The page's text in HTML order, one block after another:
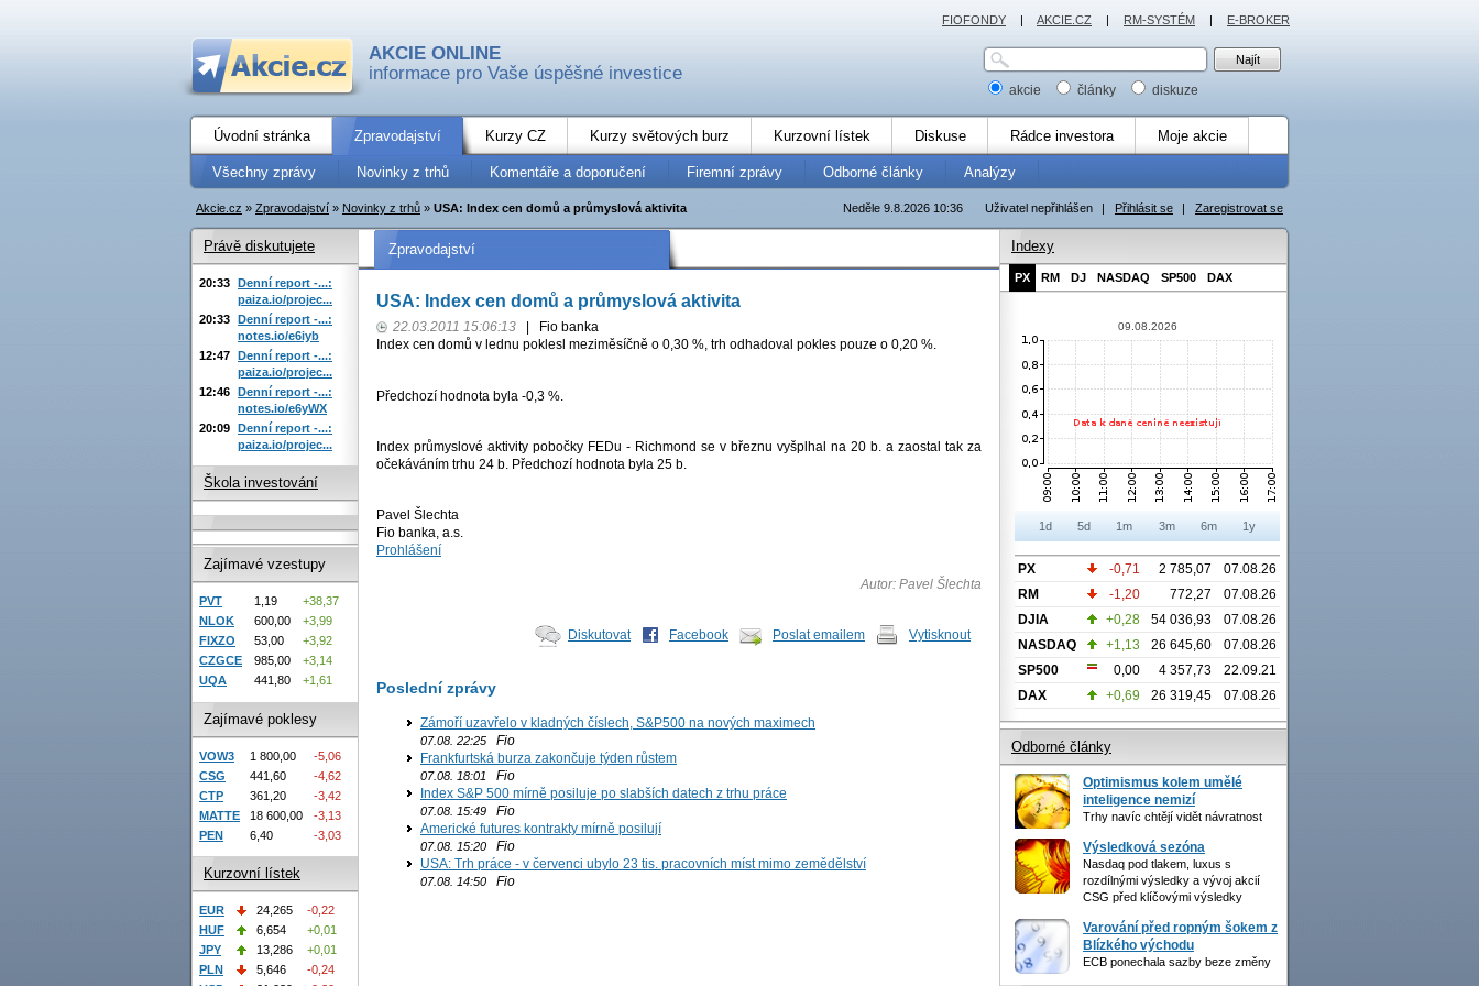
AKCIE ONLINE
informace pro Vaše úspěšné investice
akcie články diskuze
Úvodní stránka Zpravodajství Kurzy CZ Kurzy světových burz Kurzovní lístek Diskuse Rádce investora Moje akcie
Všechny zprávy Novinky z trhů Komentáře a doporučení Firemní zprávy Odborné články Analýzy
Uživatel nepřihlášen | Přihlásit se | Zaregistrovat se
Neděle 9.8.2026 10:36
Akcie.cz » Zpravodajství » Novinky z trhů » USA: Index cen domů a průmyslová aktivita
Zpravodajství
USA: Index cen domů a průmyslová aktivita
22.03.2011 15:06:13
Fio banka
Index cen domů v lednu poklesl meziměsíčně o 0,30 %, trh odhadoval pokles pouze o 0,20 %.
Předchozí hodnota byla -0,3 %.
Index průmyslové aktivity pobočky FEDu - Richmond se v březnu vyšplhal na 20 b. a zaostal tak za
očekáváním trhu 24 b. Předchozí hodnota byla 25 b.
Pavel Šlechta
Fio banka, a.s.
Prohlášení
Autor: Pavel Šlechta
Diskutovat Facebook Poslat emailem Vytisknout
Poslední zprávy
Zámoří uzavřelo v kladných číslech, S&P500 na nových maximech
07.08. 22:25 Fio
Frankfurtská burza zakončuje týden růstem
07.08. 18:01
Fio
Index S&P 500 mírně posiluje po slabších datech z trhu práce
07.08. 15:49 Fio
Americké futures kontrakty mírně posilují
07.08. 15:20 Fio
USA: Trh práce - v červenci ubylo 23 tis. pracovních míst mimo zemědělství
07.08. 14:50 Fio
Právě diskutujete
20:33 Denní report -...:
paiza.io/projec...
20:33 Denní report -...:
notes.io/e6iyb
12:47 Denní report -...:
paiza.io/projec...
12:46 Denní report -...:
notes.io/e6yWX
20:09 Denní report -...:
paiza.io/projec...
Škola investování
Zajímavé vzestupy
PVT 1,19
+38,37
NLOK
600,00
+3,99
FIXZO
53,00
+3,92
CZGCE
985,00
+3,14
UQA
441,80 +1,61
Zajímavé poklesy
VOW3 1 800,00
-5,06
CSG
441,60
-4,62
CTP
361,20
-3,42
MATTE
18 600,00
-3,13
PEN
6,40 -3,03
Kurzovní lístek
EUR 24,265
-0,22
HUF
6,654
+0,01
JPY
13,286
+0,01
PLN
5,646
-0,24
Indexy
PX RM DJ NASDAQ SP500 DAX
09.08.2026
1d 5d 1m 3m 6m 1y
PX -0,71 2 785,07
07.08.26
RM
-1,20 772,27
07.08.26
DJIA
+0,28 54 036,93
07.08.26
NASDAQ
+1,13 26 645,60
07.08.26
SP500
0,00 4 357,73
22.09.21
DAX
+0,69 26 319,45 07.08.26
Odborné články
Optimismus kolem umělé
inteligence nemizí
Trhy navíc chtějí vidět návratnost
Výsledková sezóna
Nasdaq pod tlakem, luxus s
rozdílnými výsledky a vývoj akcií
CSG před klíčovými výsledky
Varování před ropným šokem z
Blízkého východu
ECB ponechala sazby beze změny
FIOFONDY | AKCIE.CZ | RM-SYSTÉM | E-BROKER